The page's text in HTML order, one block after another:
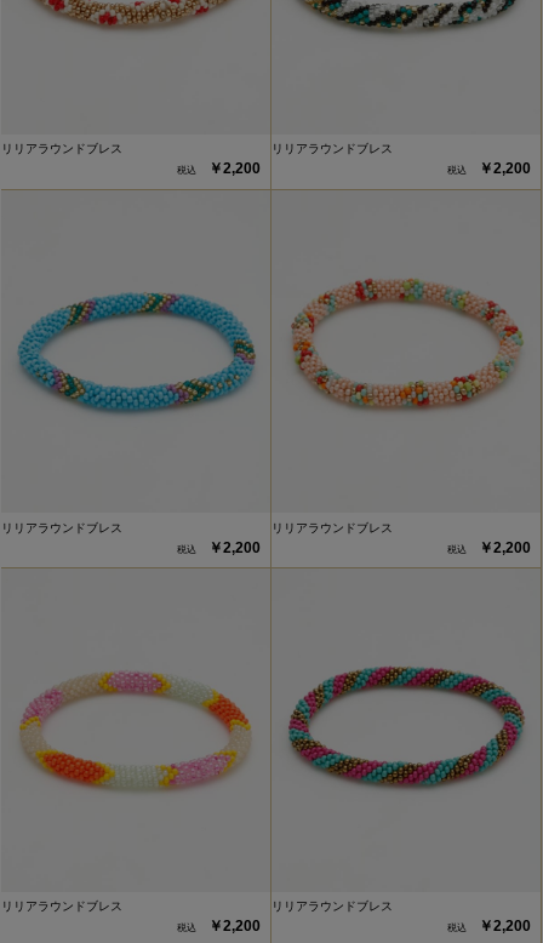
リリアラウンドブレス
￥2,200
リリアラウンドブレス
￥2,200
リリアラウンドブレス
￥2,200
リリアラウンドブレス
￥2,200
リリアラウンドブレス
￥2,200
リリアラウンドブレス
￥2,200